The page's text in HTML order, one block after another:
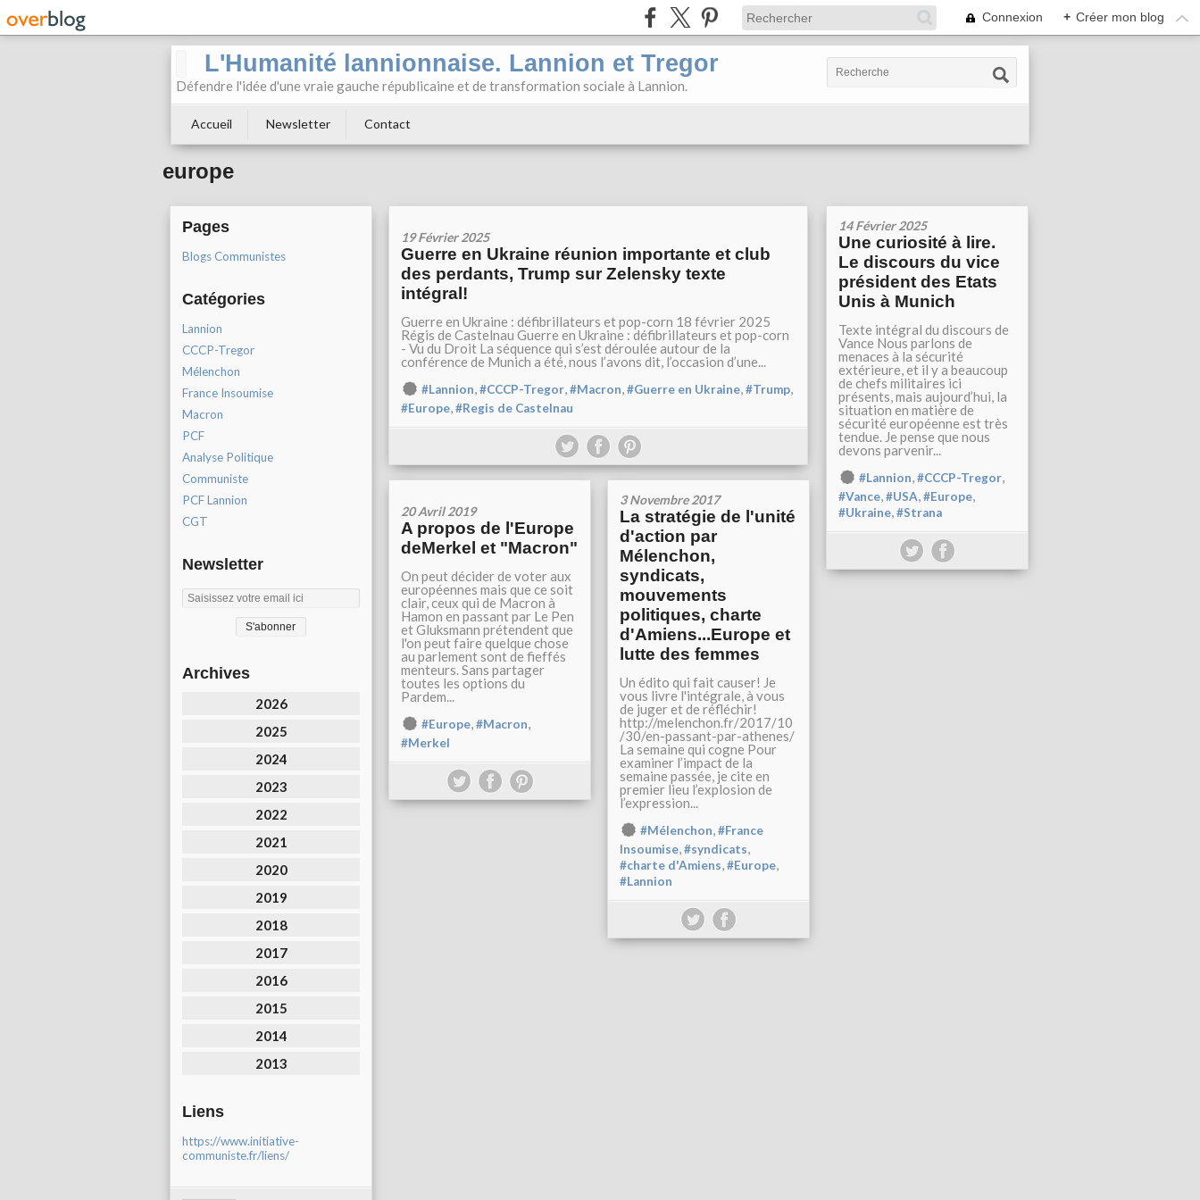
Connexion + Créer mon blog
L'Humanité lannionnaise. Lannion et Tregor
Défendre l'idée d'une vraie gauche républicaine et de transformation sociale à Lannion.
Accueil Newsletter Contact
europe
Pages
Blogs Communistes
Catégories
Lannion
CCCP-Tregor
Mélenchon
France Insoumise
Macron
PCF
Analyse Politique
Communiste
PCF Lannion
CGT
Newsletter
Archives
2026
2025
2024
2023
2022
2021
2020
2019
2018
2017
2016
2015
2014
2013
Liens
https://www.initiative-
communiste.fr/liens/
19 Février 2025
Guerre en Ukraine réunion importante et club
des perdants, Trump sur Zelensky texte
intégral!
Guerre en Ukraine : défibrillateurs et pop-corn 18 février 2025
Régis de Castelnau Guerre en Ukraine : défibrillateurs et pop-corn
- Vu du Droit La séquence qui s’est déroulée autour de la
conférence de Munich a été, nous l’avons dit, l’occasion d’une...
#Lannion,#CCCP-Tregor,#Macron,#Guerre en Ukraine,#Trump,
#Europe,#Regis de Castelnau
14 Février 2025
Une curiosité à lire.
Le discours du vice
président des Etats
Unis à Munich
Texte intégral du discours de
Vance Nous parlons de
menaces à la sécurité
extérieure, et il y a beaucoup
de chefs militaires ici
présents, mais aujourd’hui, la
situation en matière de
sécurité européenne est très
tendue. Je pense que nous
devons parvenir...
#Lannion,#CCCP-Tregor,
#Vance,#USA,#Europe,
#Ukraine,#Strana
20 Avril 2019
A propos de l'Europe
deMerkel et "Macron"
On peut décider de voter aux
européennes mais que ce soit
clair, ceux qui de Macron à
Hamon en passant par Le Pen
et Gluksmann prétendent que
l'on peut faire quelque chose
au parlement sont de fieffés
menteurs. Sans partager
toutes les options du
Pardem...
#Europe,#Macron,
#Merkel
3 Novembre 2017
La stratégie de l'unité
d'action par
Mélenchon,
syndicats,
mouvements
politiques, charte
d'Amiens...Europe et
lutte des femmes
Un édito qui fait causer! Je
vous livre l'intégrale, à vous
de juger et de réfléchir!
http://melenchon.fr/2017/10
/30/en-passant-par-athenes/
La semaine qui cogne Pour
examiner l’impact de la
semaine passée, je cite en
premier lieu l’explosion de
l’expression...
#Mélenchon,#France
Insoumise,#syndicats,
#charte d'Amiens,#Europe,
#Lannion